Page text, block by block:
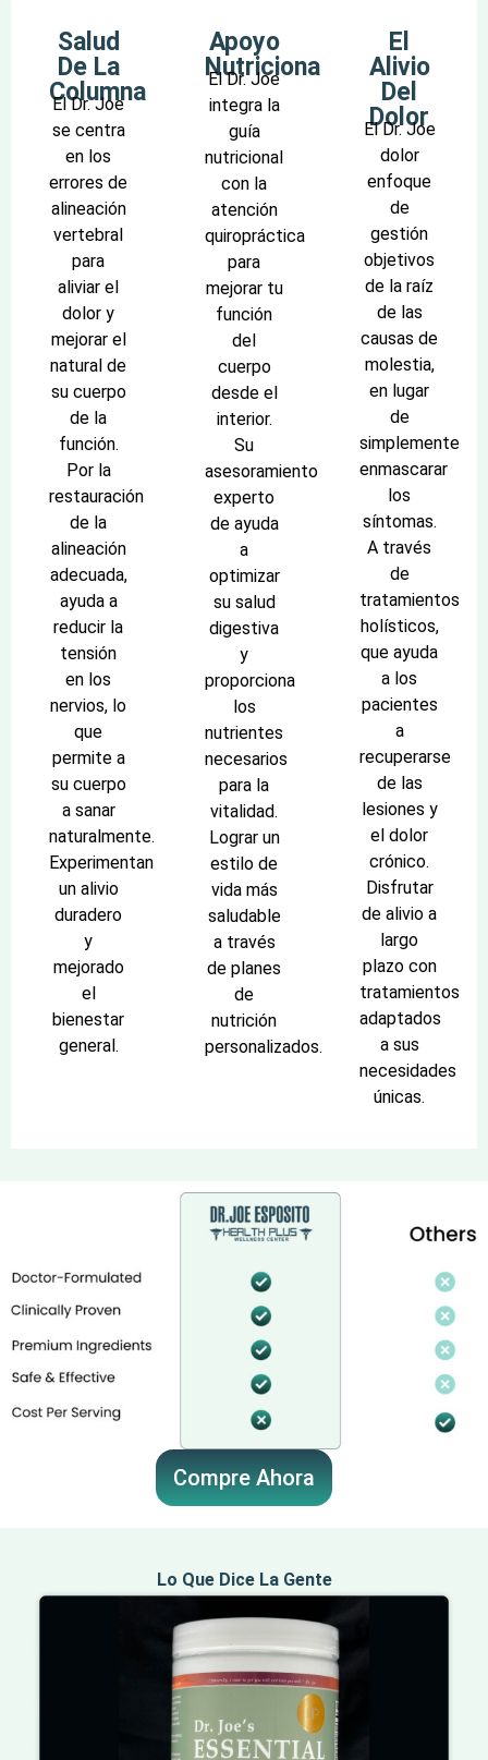
Salud
De La
Columna
El Dr. Joe
se centra
en los
errores de
alineación
vertebral
para
aliviar el
dolor y
mejorar el
natural de
su cuerpo
de la
función.
Por la
restauración
de la
alineación
adecuada,
ayuda a
reducir la
tensión
en los
nervios, lo
que
permite a
su cuerpo
a sanar
naturalmente.
Experimentan
un alivio
duradero
y
mejorado
el
bienestar
general.
Apoyo
Nutricional
El Dr. Joe
integra la
guía
nutricional
con la
atención
quiropráctica
para
mejorar tu
función
del
cuerpo
desde el
interior.
Su
asesoramiento
experto
de ayuda
a
optimizar
su salud
digestiva
y
proporciona
los
nutrientes
necesarios
para la
vitalidad.
Lograr un
estilo de
vida más
saludable
a través
de planes
de
nutrición
personalizados.
El
Alivio
Del
Dolor
El Dr. Joe
dolor
enfoque
de
gestión
objetivos
de la raíz
de las
causas de
molestia,
en lugar
de
simplemente
enmascarar
los
síntomas.
A través
de
tratamientos
holísticos,
que ayuda
a los
pacientes
a
recuperarse
de las
lesiones y
el dolor
crónico.
Disfrutar
de alivio a
largo
plazo con
tratamientos
adaptados
a sus
necesidades
únicas.
Compre Ahora
Lo Que Dice La Gente